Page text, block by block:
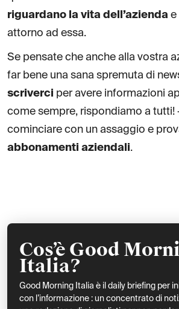
riguardano la vita dell’azienda e
attorno ad essa.
Se pensate che anche alla vostra
far bene una sana spremuta di
scriverci per avere informazioni
come sempre, rispondiamo a tutti!
cominciare con un assaggio e
abbonamenti aziendali.
Cos’è Good
Italia?
Good Morning Italia è il daily briefing per
con l’informazione : un concentrato di